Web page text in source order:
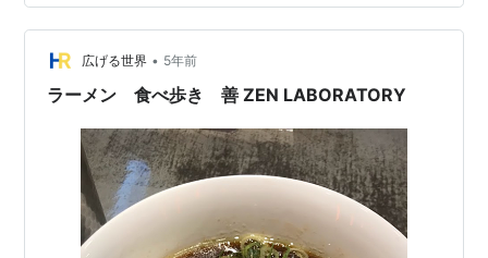
広げる世界 • 5年前
ラーメン 食べ歩き 善 ZEN LABORATORY